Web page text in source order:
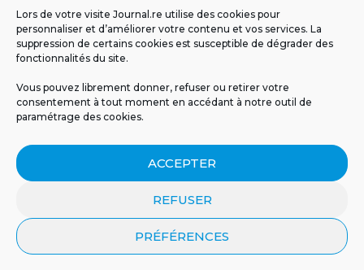
Lors de votre visite Journal.re utilise des cookies pour
personnaliser et d’améliorer votre contenu et vos services. La
suppression de certains cookies est susceptible de dégrader des
fonctionnalités du site.
Vous pouvez librement donner, refuser ou retirer votre
consentement à tout moment en accédant à notre outil de
paramétrage des cookies.
ACCEPTER
REFUSER
PRÉFÉRENCES
MENTIONS LÉGALES PUBLICITÉ
BLOG
NOS ÉMISSIONS
POLITIQUE DE CONFIDENTIALITÉ
CONTACT
© 2026 Tous droits réservés